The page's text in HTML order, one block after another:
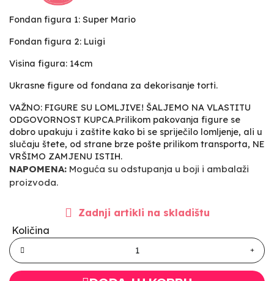
Fondan figura 1: Super Mario
Fondan figura 2: Luigi
Visina figura: 14cm
Ukrasne figure od fondana za dekorisanje torti.
VAŽNO: FIGURE SU LOMLJIVE! ŠALJEMO NA VLASTITU
ODGOVORNOST KUPCA.Prilikom pakovanja figure se
dobro upakuju i zaštite kako bi se spriječilo lomljenje, ali u
slučaju štete, od strane brze pošte prilikom transporta, NE
VRŠIMO ZAMJENU ISTIH.
NAPOMENA: Moguća su odstupanja u boji i ambalaži
proizvoda.
Zadnji artikli na skladištu
Količina